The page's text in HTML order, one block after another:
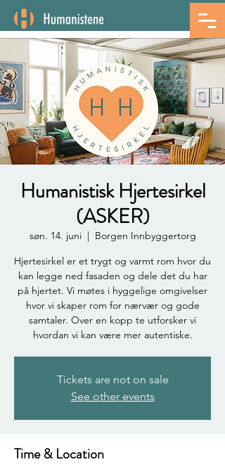
Humanistisk Hjertesirkel
(ASKER)
søn. 14. juni
  |
Borgen Innbyggertorg
Hjertesirkel er et trygt og varmt rom hvor du
kan legge ned fasaden og dele det du har
på hjertet. Vi møtes i hyggelige omgivelser
hvor vi skaper rom for nærvær og gode
samtaler. Over en kopp te utforsker vi
hvordan vi kan være mer autentiske.
Tickets are not on sale
See other events
Time & Location